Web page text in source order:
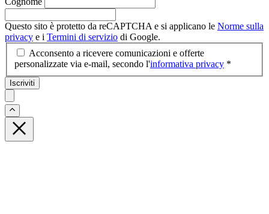
Questo sito è protetto da reCAPTCHA e si applicano le Norme sulla
privacy e i Termini di servizio di Google.
Acconsento a ricevere comunicazioni e offerte
personalizzate via e-mail, secondo l'informativa privacy *
Iscriviti